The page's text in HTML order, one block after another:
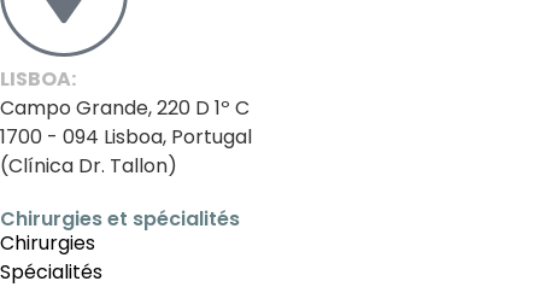
LISBOA:
Campo Grande, 220 D 1º C
1700 - 094 Lisboa, Portugal
(Clínica Dr. Tallon)
Chirurgies et spécialités
Chirurgies
Spécialités